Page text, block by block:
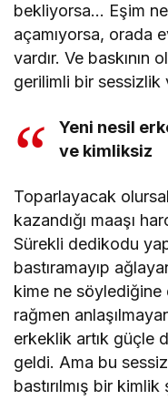
bekliyorsa… Eşim
açamıyorsa, orada
vardır. Ve baskının
gerilimli bir sessizlik
Yeni nesil
ve kimliksiz
Toparlayacak
kazandığı maaşı
Sürekli dedikodu
bastıramayıp
kime ne
rağmen
erkeklik artık güçle
geldi. Ama bu
bastırılmış bir